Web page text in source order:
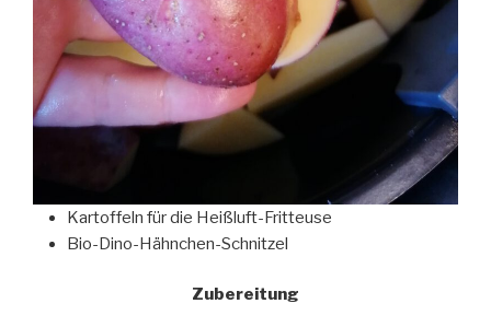
Kartoffeln für die Heißluft-Fritteuse
Bio-Dino-Hähnchen-Schnitzel
Zubereitung